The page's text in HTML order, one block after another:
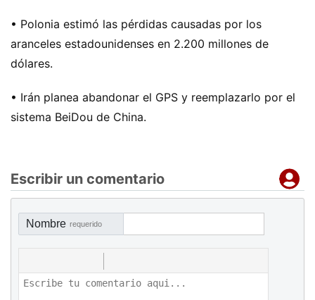
• Polonia estimó las pérdidas causadas por los
aranceles estadounidenses en 2.200 millones de
dólares.
• Irán planea abandonar el GPS y reemplazarlo por el
sistema BeiDou de China.
Escribir un comentario
Nombre requerido